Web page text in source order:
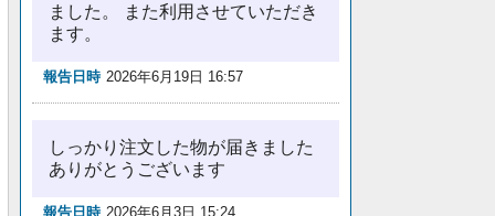
ました。 また利用させていただき
ます。
報告日時 2026年6月19日 16:57
しっかり注文した物が届きました
ありがとうございます
報告日時 2026年6月3日 15:24